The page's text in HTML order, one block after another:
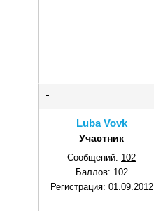
Luba Vovk
Участник
Сообщений: 102
Баллов: 102
Регистрация: 01.09.2012